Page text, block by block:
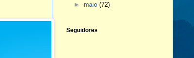
►maio(72)
Seguidores